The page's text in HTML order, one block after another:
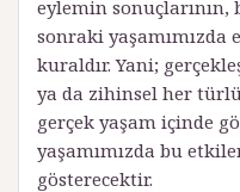
eylemin sonuçlarının,
sonraki yaşamımızda
kuraldır. Yani;
ya da zihinsel her
gerçek yaşam içinde
yaşamımızda bu
gösterecektir.